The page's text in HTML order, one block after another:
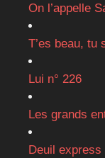
On l’appelle
T’es beau, tu
Lui n° 226
Les grands
Deuil express